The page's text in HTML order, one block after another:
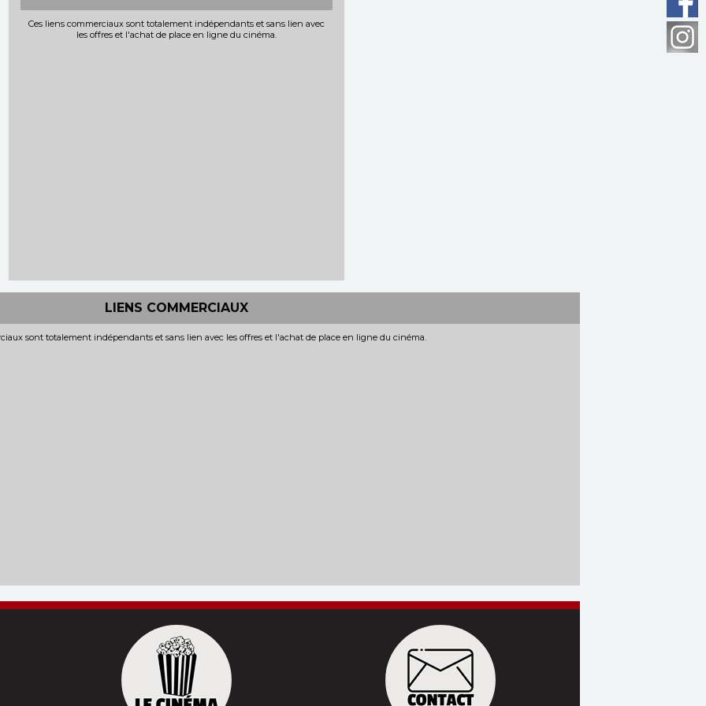
Ces liens commerciaux sont totalement indépendants et sans lien avec
les offres et l'achat de place en ligne du cinéma.
LIENS COMMERCIAUX
sont totalement indépendants et sans lien avec les offres et l'achat de place en ligne du cinéma.